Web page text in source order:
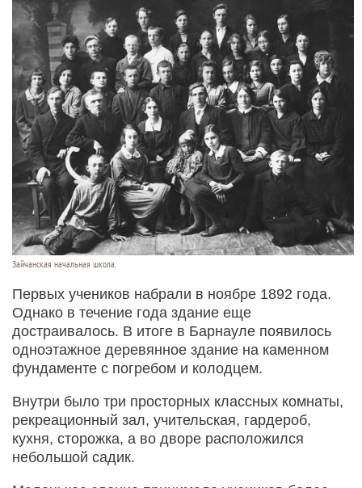
Зайчанская начальная школа.
Первых учеников набрали в ноябре 1892 года.
Однако в течение года здание еще
достраивалось. В итоге в Барнауле появилось
одноэтажное деревянное здание на каменном
фундаменте с погребом и колодцем.
Внутри было три просторных классных комнаты,
рекреационный зал, учительская, гардероб,
кухня, сторожка, а во дворе расположился
небольшой садик.